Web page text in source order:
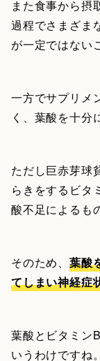
また食事から摂
過程でさまざま
が一定ではない
一方でサプリメ
く、葉酸を十分
ただし巨赤芽球
らきをするビタ
酸不足によるも
そのため、 葉酸
てしまい神経症
葉酸とビタミン
いうわけですね。